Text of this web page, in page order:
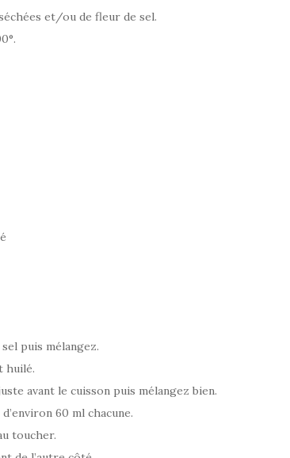
et/ou de fleur de sel.
puis mélangez.
huilé.
avant le cuisson puis mélangez bien.
60 ml chacune.
toucher.